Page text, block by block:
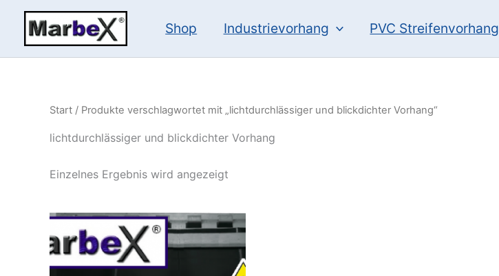
springen
Shop Industrievorhang PVC Streifenvorhang
Start / Produkte verschlagwortet mit „lichtdurchlässiger und blickdichter Vorhang“
lichtdurchlässiger und blickdichter Vorhang
Einzelnes Ergebnis wird angezeigt